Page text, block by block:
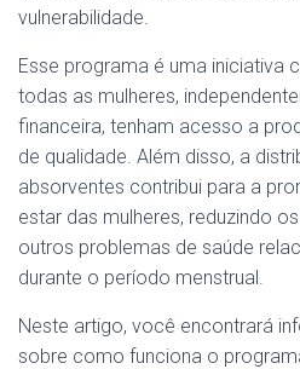
vulnerabilidade.
Esse programa é uma iniciativa
todas as mulheres,
financeira, tenham acesso a
de qualidade. Além disso, a
absorventes contribui para a
estar das mulheres, reduzindo
outros problemas de saúde
durante o período menstrual.
Neste artigo, você encontrará
sobre como funciona o